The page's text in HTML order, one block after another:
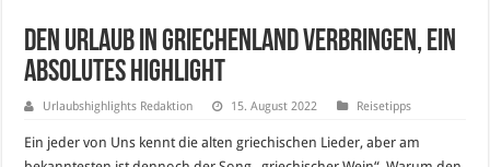
Den Urlaub in Griechenland verbringen, ein
absolutes Highlight
Urlaubshighlights Redaktion 15. August 2022 Reisetipps
Ein jeder von Uns kennt die alten griechischen Lieder, aber am